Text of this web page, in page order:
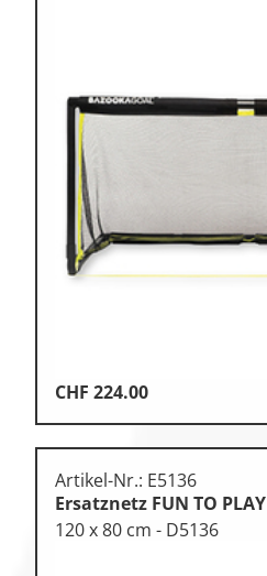
CHF 224.00
Artikel-Nr.: E5136
Ersatznetz FUN TO PLAY
120 x 80 cm - D5136